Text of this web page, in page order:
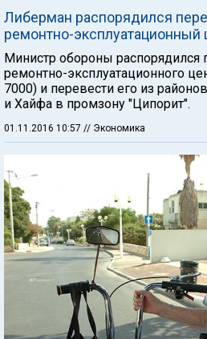
Либерман распорядился
ремонтно-
Министр обороны распорядился
ремонтно-эксплуатационного
7000) и перевести его из
и Хайфа в промзону "Ципорит".
01.11.2016 10:57 // Экономика